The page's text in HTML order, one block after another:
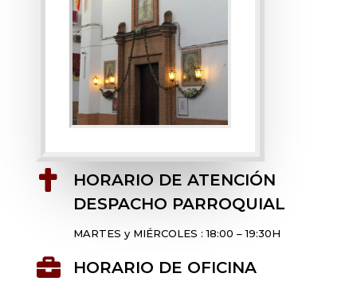

HORARIO DE ATENCIÓN
DESPACHO PARROQUIAL
MARTES y MIÉRCOLES : 18:00 – 19:30H
 HORARIO DE OFICINA